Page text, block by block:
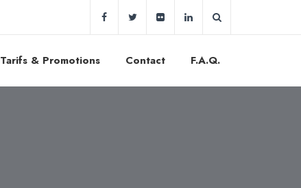
Tarifs & Promotions Contact F.A.Q.